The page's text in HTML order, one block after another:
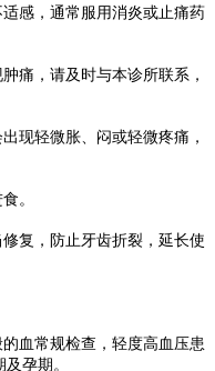
感，通常服用消炎或止痛药
，请及时与本诊所联系，
轻微胀、闷或轻微疼痛，
。
复，防止牙齿折裂，延长使
血常规检查，轻度高血压患
孕期。